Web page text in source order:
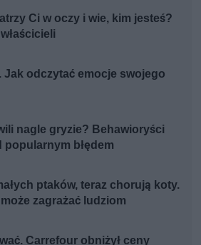
Ci w oczy i wie, kim jesteś?
Jak odczytać emocje swojego
nagle gryzie? Behawioryści
popularnym błędem
ptaków, teraz chorują koty.
zagrażać ludziom
Carrefour obniżył ceny